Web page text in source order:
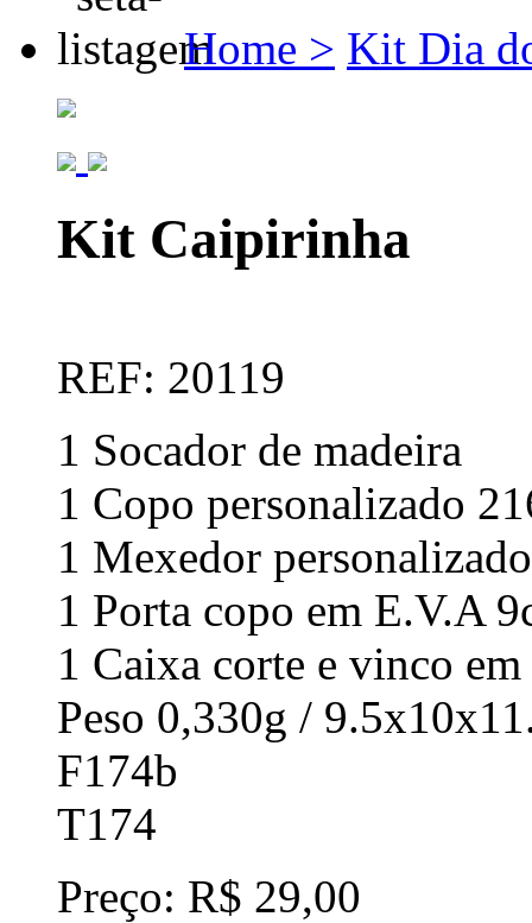
Home > Kit Dia
Kit Caipirinha
REF: 20119
1 Socador de madeira
1 Copo personalizado
1 Mexedor personalizado
1 Porta copo em E.V.A
1 Caixa corte e vinco
Peso 0,330g /
F174b
T174
Preço: R$ 29,00